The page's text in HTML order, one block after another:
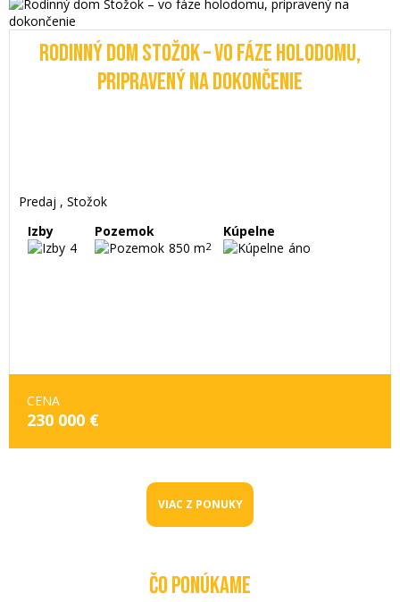
RODINNÝ DOM STOŽOK – VO FÁZE HOLODOMU,
PRIPRAVENÝ NA DOKONČENIE
Predaj , Stožok
Izby
4
Pozemok
850 m2
Kúpelne
áno
CENA
230 000 €
VIAC Z PONUKY
ČO PONÚKAME